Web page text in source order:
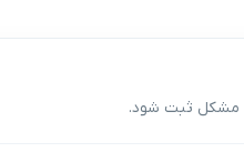
مشکل ثبت شود.